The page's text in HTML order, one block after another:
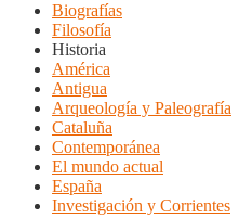
Biografías
Filosofía
Historia
América
Antigua
Arqueología y Paleografía
Cataluña
Contemporánea
El mundo actual
España
Investigación y Corrientes